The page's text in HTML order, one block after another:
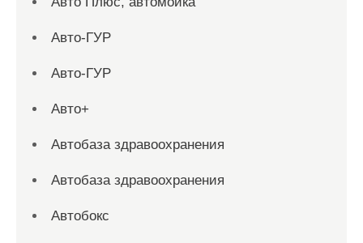
Авто-ГУР
Авто-ГУР
Авто+
Автобаза здравоохранения
Автобаза здравоохранения
Автобокс